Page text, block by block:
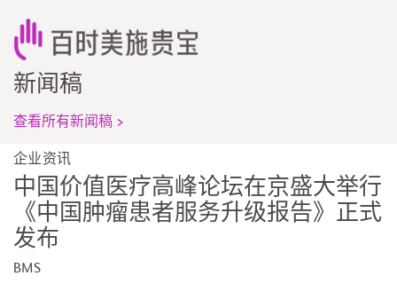
新闻稿
查看所有新闻稿 >
企业资讯
中国价值医疗高峰论坛在京盛大举行
《中国肿瘤患者服务升级报告》正式
发布
BMS